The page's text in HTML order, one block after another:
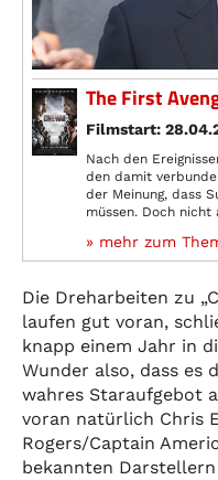
The First
Filmstart:
Nach den
den damit
der Meinung, dass
müssen. Doch nicht
» mehr zum
Die Dreharbeiten zu
laufen gut voran,
knapp einem Jahr in
Wunder also, dass es
wahres Staraufgebot
voran natürlich Chris
Rogers/Captain
bekannten